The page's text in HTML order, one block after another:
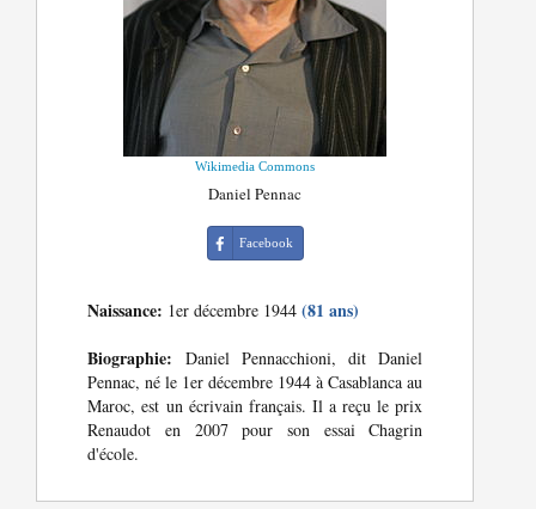
Wikimedia Commons
Daniel Pennac
Facebook
Naissance: 1er décembre 1944(81 ans)
Biographie: Daniel Pennacchioni, dit Daniel
Pennac, né le 1er décembre 1944 à Casablanca au
Maroc, est un écrivain français. Il a reçu le prix
Renaudot en 2007 pour son essai Chagrin
d'école.